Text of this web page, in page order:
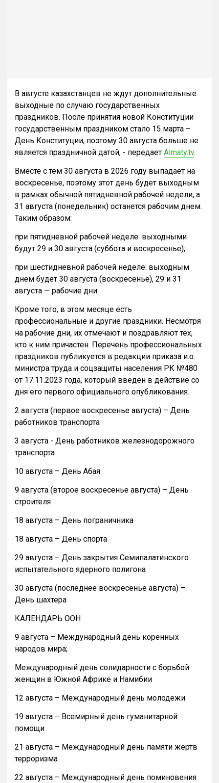
В августе казахстанцев не ждут дополнительные
выходные по случаю государственных
праздников. После принятия новой Конституции
государственным праздником стало 15 марта –
День Конституции, поэтому 30 августа больше не
является праздничной датой, - передает Almaty.tv.
Вместе с тем 30 августа в 2026 году выпадает на
воскресенье, поэтому этот день будет выходным
в рамках обычной пятидневной рабочей недели, а
31 августа (понедельник) останется рабочим днем.
Таким образом:
при пятидневной рабочей неделе: выходными
будут 29 и 30 августа (суббота и воскресенье);
при шестидневной рабочей неделе: выходным
днем будет 30 августа (воскресенье), 29 и 31
августа — рабочие дни.
Кроме того, в этом месяце есть
профессиональные и другие праздники. Несмотря
на рабочие дни, их отмечают и поздравляют тех,
кто к ним причастен. Перечень профессиональных
праздников публикуется в редакции приказа и.о.
министра труда и соцзащиты населения РК №480
от 17.11.2023 года, который введен в действие со
дня его первого официального опубликования.
2 августа (первое воскресенье августа) – День
работников транспорта
3 августа - День работников железнодорожного
транспорта
10 августа – День Абая
9 августа (второе воскресенье августа) – День
строителя
18 августа – День пограничника
18 августа – День спорта
29 августа – День закрытия Семипалатинского
испытательного ядерного полигона
30 августа (последнее воскресенье августа) –
День шахтера
КАЛЕНДАРЬ ООН
9 августа – Международный день коренных
народов мира;
Международный день солидарности с борьбой
женщин в Южной Африке и Намибии
12 августа – Международный день молодежи
19 августа – Всемирный день гуманитарной
помощи
21 августа – Международный день памяти жертв
терроризма
22 августа – Международный день поминовения